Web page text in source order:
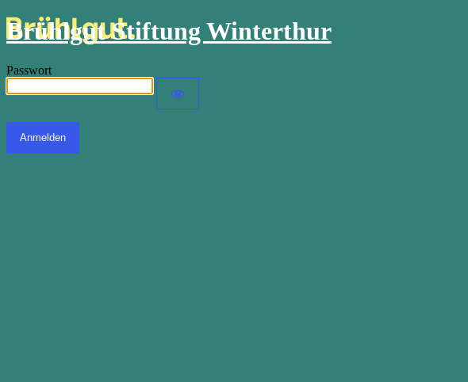
Brühlgut Stiftung Winterthur
Passwort